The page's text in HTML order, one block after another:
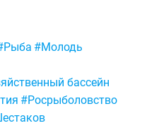
#Молодь
бассейн
#Росрыболовство